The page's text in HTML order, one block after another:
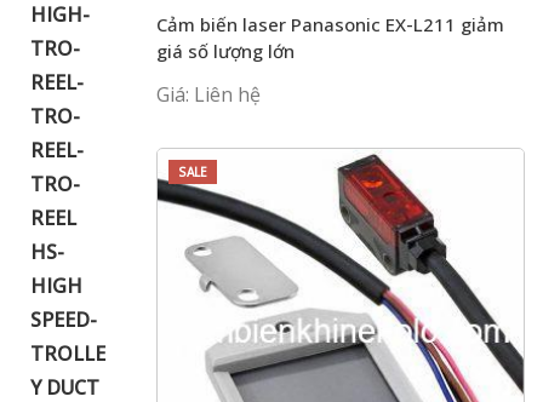
HIGH-
TRO-
REEL-
TRO-
REEL-
TRO-
REEL
HS-
HIGH
SPEED-
TROLLE
Y DUCT
Cảm biến laser Panasonic EX-L211 giảm
giá số lượng lớn
Giá: Liên hệ
SALE